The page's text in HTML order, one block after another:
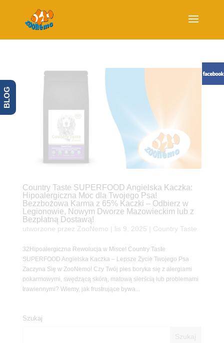
Country Taste SUPERFOOD Angielska Kaczka:
Hipoalergiczna Moc dla Twojego Psa!
Bezzbożowa Karma z 65% Kaczki – Odbierz w
Legionowie, Nowym Dworze Mazowieckim lub z
Bezpłatną Dostawą!
utworzone przez ZooNemo lis 9, 2025 Country Taste
32Hipoalergiczna Rewolucja w Misce! Country Taste
SUPERFOOD Angielska Kaczka – Lepsze Życie Twojego Psa
Zaczyna Się w ZooNemo! Czy Twój pies boryka się z alergiami
pokarmowymi, swędzącą skórą, matową sierścią lub problemami
trawiennymi? Wiemy, jak frustrujące bywa...
Szukaj
BLOG